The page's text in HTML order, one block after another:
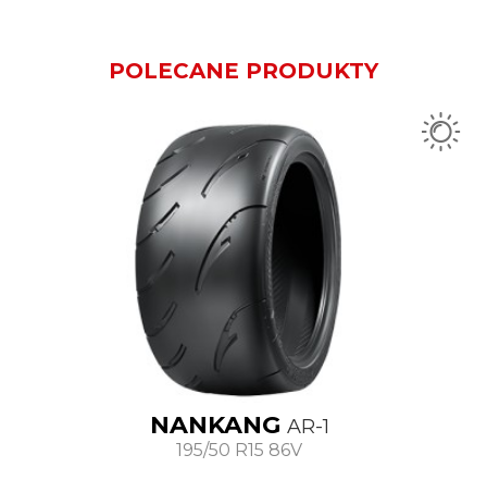
POLECANE PRODUKTY
NANKANG AR-1
195/50 R15 86V